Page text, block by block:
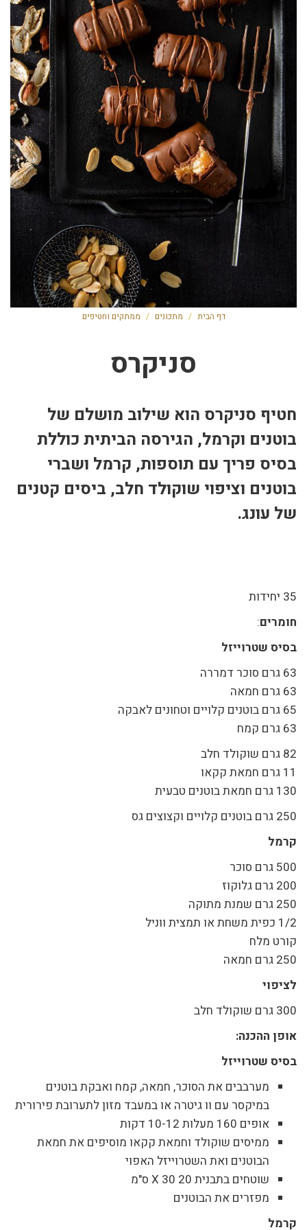
דף הבית / מתכונים / ממתקים וחטיפים
סניקרס
חטיף סניקרס הוא שילוב מושלם של
בוטנים וקרמל, הגירסה הביתית כוללת
בסיס פריך עם תוספות, קרמל ושברי
בוטנים וציפוי שוקולד חלב, ביסים קטנים
של עונג.
35 יחידות
חומרים:
בסיס שטרוייזל
63 גרם סוכר דמררה
63 גרם חמאה
65 גרם בוטנים קלויים וטחונים לאבקה
63 גרם קמח
82 גרם שוקולד חלב
11 גרם חמאת קקאו
130 גרם חמאת בוטנים טבעית
250 גרם בוטנים קלויים וקצוצים גס
קרמל
500 גרם סוכר
200 גרם גלוקוז
250 גרם שמנת מתוקה
1/2 כפית משחת או תמצית ווניל
קורט מלח
250 גרם חמאה
לציפוי
300 גרם שוקולד חלב
אופן ההכנה:
בסיס שטרוייזל
מערבבים את הסוכר, חמאה, קמח ואבקת בוטנים
במיקסר עם וו גיטרה או במעבד מזון לתערובת פירורית
אופים 160 מעלות 10-12 דקות
ממיסים שוקולד וחמאת קקאו מוסיפים את חמאת
הבוטנים ואת השטרוייזל האפוי
שוטחים בתבנית 20 X 30 ס"מ
מפזרים את הבוטנים
קרמל